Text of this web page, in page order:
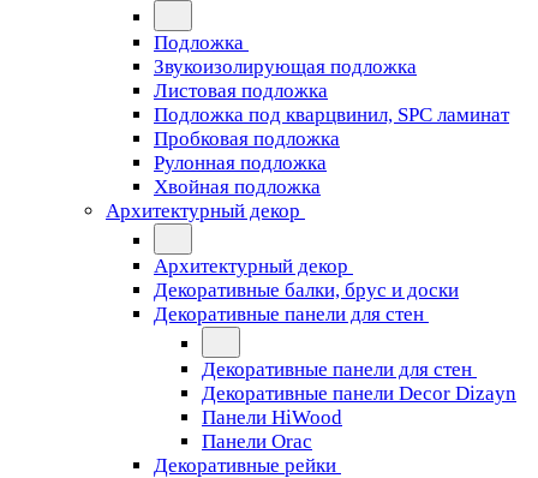
Подложка
Звукоизолирующая подложка
Листовая подложка
Подложка под кварцвинил, SPC ламинат
Пробковая подложка
Рулонная подложка
Хвойная подложка
Архитектурный декор
Архитектурный декор
Декоративные балки, брус и доски
Декоративные панели для стен
Декоративные панели для стен
Декоративные панели Decor Dizayn
Панели HiWood
Панели Orac
Декоративные рейки